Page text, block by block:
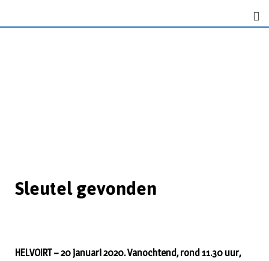
Sleutel gevonden
HELVOIRT – 20 januari 2020. Vanochtend, rond 11.30 uur,